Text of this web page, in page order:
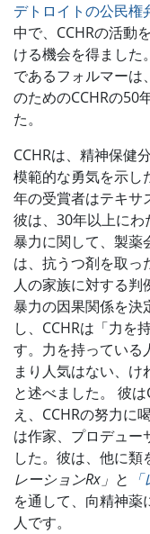
デトロイトの公民権
中で、CCHRの活動
ける機会を得ました
であるフォルマーは
のためのCCHRの50
た。
CCHRは、精神保健
模範的な勇気を示し
年の受賞者はテキサ
彼は、30年以上に
暴力に関して、製薬
は、抗うつ剤を取っ
人の家族に対する判
暴力の因果関係を決
し、CCHRは「力を
す。力を持っている
まり人気はない、け
と述べました。 彼
え、CCHRの努力に
は作家、プロデュー
した。彼は、他に類
レーションRx」 と
を通して、向精神薬
人です。